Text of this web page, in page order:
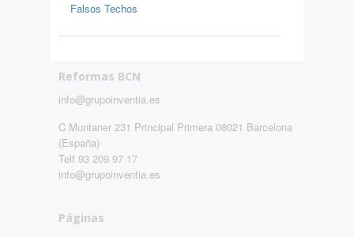
Falsos Techos
Reformas BCN
info@grupoinventia.es
C Muntaner 231 Principal Primera 08021 Barcelona
(España)
Telf 93 209 97 17
info@grupoinventia.es
Páginas